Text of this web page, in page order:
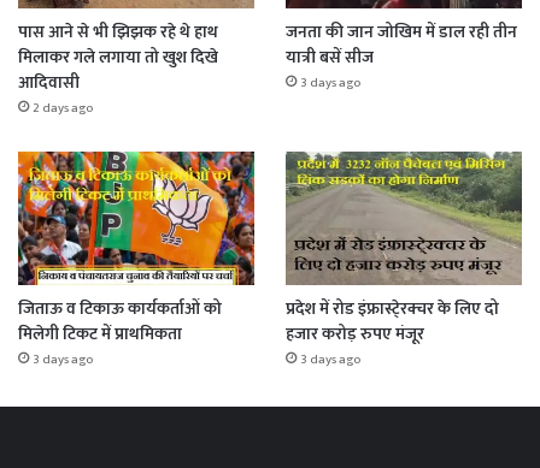
पास आने से भी झिझक रहे थे हाथ
मिलाकर गले लगाया तो खुश दिखे
आदिवासी
2 days ago
जनता की जान जोखिम में डाल रही तीन
यात्री बसें सीज
3 days ago
जिताऊ व टिकाऊ कार्यकर्ताओं को
मिलेगी टिकट में प्राथमिकता
3 days ago
प्रदेश में रोड इंफ्रास्टे्रक्चर के लिए दो
हजार करोड़ रुपए मंजूर
3 days ago